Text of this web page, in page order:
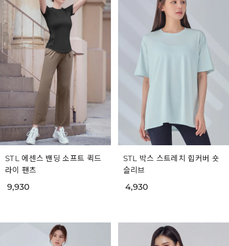
STL 에센스 밴딩 소프트 퀵드
라이 팬츠
9,930
STL 박스 스트레치 힙커버 숏
슬리브
4,930